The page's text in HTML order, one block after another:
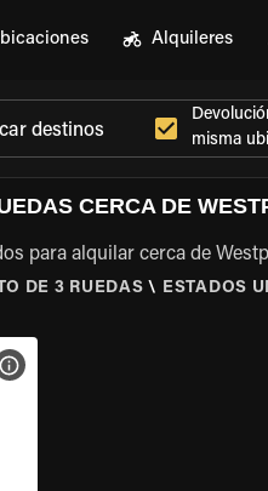
Alquileres
misma
CERCA DE
para alquilar cerca de
DE 3 RUEDAS \ ESTADOS
VER ESPECIFICACIONES DE LA